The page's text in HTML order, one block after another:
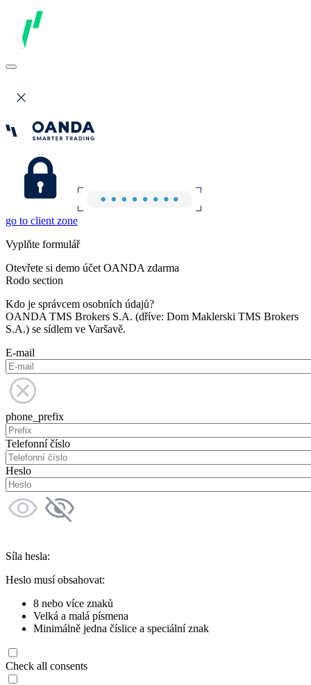
go to client zone
Vyplňte formulář
Otevřete si demo účet OANDA zdarma
Rodo section
Kdo je správcem osobních údajů?
OANDA TMS Brokers S.A. (dříve: Dom Maklerski TMS Brokers
S.A.) se sídlem ve Varšavě.
E-mail
phone_prefix
Telefonní číslo
Heslo
Síla hesla:
Heslo musí obsahovat:
8 nebo více znaků
Velká a malá písmena
Minimálně jedna číslice a speciální znak
Check all consents